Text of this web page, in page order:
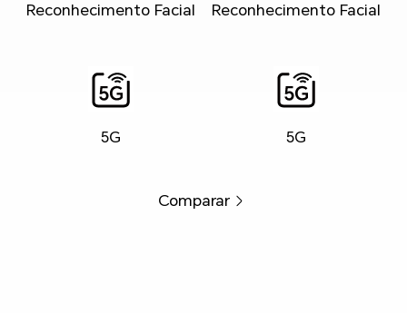
Reconhecimento Facial
5G
Reconhecimento Facial
5G
Comparar